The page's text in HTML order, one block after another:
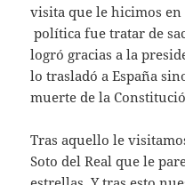
visita que le hicimos
política fue tratar de
logró gracias a la
lo trasladó a España
muerte de la
Tras aquello le
Soto del Real que le